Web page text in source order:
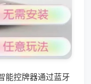
能控牌器通过蓝牙